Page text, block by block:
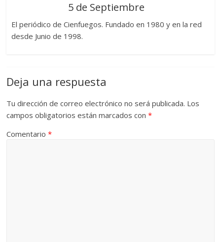
5 de Septiembre
El periódico de Cienfuegos. Fundado en 1980 y en la red
desde Junio de 1998.
Deja una respuesta
Tu dirección de correo electrónico no será publicada. Los
campos obligatorios están marcados con*
Comentario*